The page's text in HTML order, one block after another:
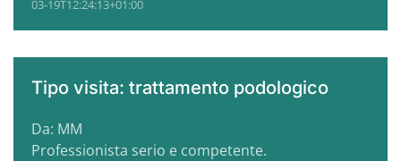
03-19T12:24:13+01:00
Tipo visita: trattamento podologico
Da: MM
Professionista serio e competente.